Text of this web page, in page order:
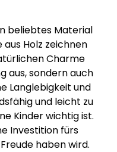
beliebtes Material
Holz zeichnen
Charme
aus, sondern auch
Langlebigkeit und
und leicht zu
Kinder wichtig ist.
Investition fürs
haben wird.